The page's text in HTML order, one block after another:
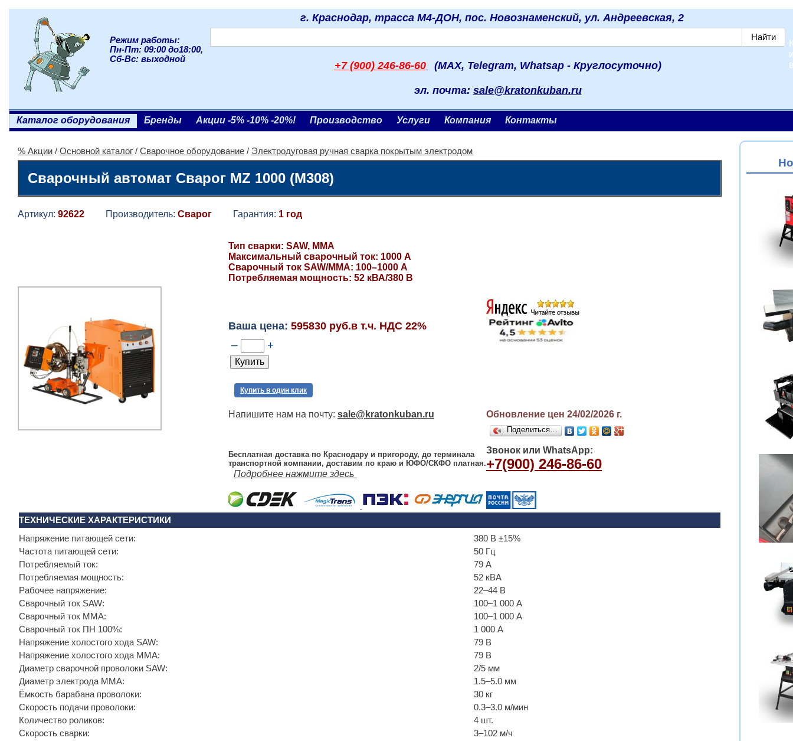
Режим работы:
Пн-Пт: 09:00 до18:00,
Сб-Вс: выходной
г. Краснодар, трасса М4-ДОН, пос. Новознаменский, ул. Андреевская, 2
+7 (900) 246-86-60 (MAX, Telegram, Whatsap - Круглосуточно)
эл. почта: sale@kratonkuban.ru
Каталог оборудования Бренды Акции -5% -10% -20%! Производство Услуги Компания Контакты
% Акции / Основной каталог / Сварочное оборудование / Электродуговая ручная сварка покрытым электродом
Сварочный автомат Сварог MZ 1000 (M308)
Артикул: 92622 Производитель: Сварог Гарантия: 1 год
Тип сварки: SAW, ММА
Максимальный сварочный ток: 1000 А
Сварочный ток SAW/MMA: 100–1000 А
Потребляемая мощность: 52 кВА/380 В
Ваша цена: 595830 руб.в т.ч. НДС 22%
– +
Купить в один клик
Напишите нам на почту: sale@kratonkuban.ru Обновление цен 24/02/2026 г.
Поделиться…
Бесплатная доставка по Краснодару и пригороду, до терминала
транспортной компании, доставим по краю и ЮФО/СКФО платная.
Подробнее нажмите здесь
Звонок или WhatsApp:
+7(900) 246-86-60
ТЕХНИЧЕСКИЕ ХАРАКТЕРИСТИКИ
Напряжение питающей сети:
380 В ±15%
Частота питающей сети:
50 Гц
Потребляемый ток:
79 А
Потребляемая мощность:
52 кВА
Рабочее напряжение:
22–44 В
Сварочный ток SAW:
100–1 000 А
Сварочный ток MMA:
100–1 000 А
Сварочный ток ПН 100%:
1 000 А
Напряжение холостого хода SAW:
79 В
Напряжение холостого хода MMA:
79 В
Диаметр сварочной проволоки SAW:
2/5 мм
Диаметр электрода MMA:
1.5–5.0 мм
Ёмкость барабана проволоки:
30 кг
Скорость подачи проволоки:
0.3–3.0 м/мин
Количество роликов:
4 шт.
Скорость сварки:
3–102 м/ч